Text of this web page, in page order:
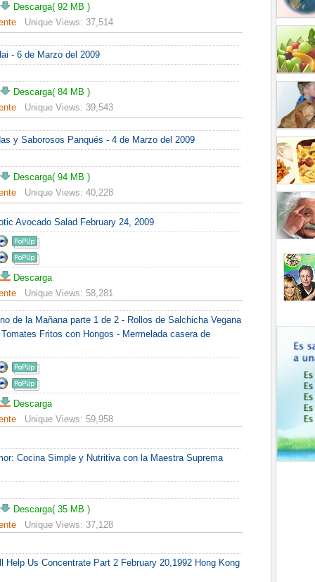
Descarga( 92 MB )
Unique Views: 37,514
- 6 de Marzo del 2009
Descarga( 84 MB )
Unique Views: 39,543
y Saborosos Panqués - 4 de Marzo del 2009
Descarga( 94 MB )
Unique Views: 40,228
Avocado Salad February 24, 2009
Descarga
Unique Views: 58,281
de la Mañana parte 1 de 2 - Rollos de Salchicha Vegana
Fritos con Hongos - Mermelada casera de
Descarga
Unique Views: 59,958
Cocina Simple y Nutritiva con la Maestra Suprema
Descarga( 35 MB )
Unique Views: 37,128
Help Us Concentrate Part 2 February 20,1992 Hong Kong